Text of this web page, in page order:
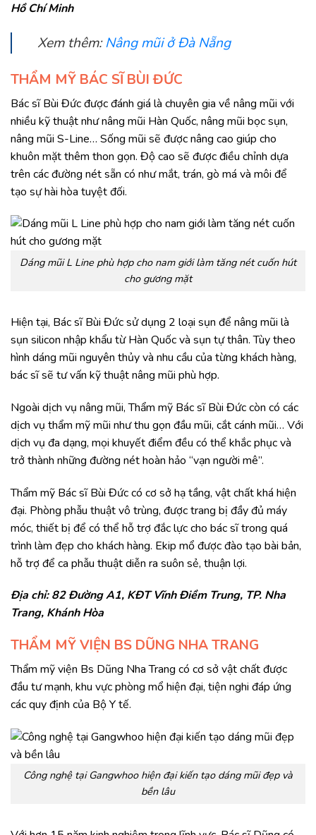
Hồ Chí Minh
Xem thêm:Nâng mũi ở Đà Nẵng
THẨM MỸ BÁC SĨ BÙI ĐỨC​
Bác sĩ Bùi Đức được đánh giá là chuyên gia về nâng mũi với
nhiều kỹ thuật như nâng mũi Hàn Quốc, nâng mũi bọc sụn,
nâng mũi S-Line… Sống mũi sẽ được nâng cao giúp cho
khuôn mặt thêm thon gọn. Độ cao sẽ được điều chỉnh dựa
trên các đường nét sẵn có như mắt, trán, gò má và môi để
tạo sự hài hòa tuyệt đối.
Dáng mũi L Line phù hợp cho nam giới làm tăng nét cuốn hút
cho gương mặt
Hiện tại, Bác sĩ Bùi Đức sử dụng 2 loại sụn để nâng mũi là
sụn silicon nhập khẩu từ Hàn Quốc và sụn tự thân. Tùy theo
hình dáng mũi nguyên thủy và nhu cầu của từng khách hàng,
bác sĩ sẽ tư vấn kỹ thuật nâng mũi phù hợp.
Ngoài dịch vụ nâng mũi, Thẩm mỹ Bác sĩ Bùi Đức còn có các
dịch vụ thẩm mỹ mũi như thu gọn đầu mũi, cắt cánh mũi… Với
dịch vụ đa dạng, mọi khuyết điểm đều có thể khắc phục và
trở thành những đường nét hoàn hảo “vạn người mê”.
Thẩm mỹ Bác sĩ Bùi Đức có cơ sở hạ tầng, vật chất khá hiện
đại. Phòng phẫu thuật vô trùng, được trang bị đầy đủ máy
móc, thiết bị để có thể hỗ trợ đắc lực cho bác sĩ trong quá
trình làm đẹp cho khách hàng. Ekip mổ được đào tạo bài bản,
hỗ trợ để ca phẫu thuật diễn ra suôn sẻ, thuận lợi.
Địa chỉ: 82 Đường A1, KĐT Vĩnh Điềm Trung, TP. Nha
Trang, Khánh Hòa
THẨM MỸ VIỆN BS DŨNG NHA TRANG​
Thẩm mỹ viện Bs Dũng Nha Trang có cơ sở vật chất được
đầu tư mạnh, khu vực phòng mổ hiện đại, tiện nghi đáp ứng
các quy định của Bộ Y tế.
Công nghệ tại Gangwhoo hiện đại kiến tạo dáng mũi đẹp và
bền lâu